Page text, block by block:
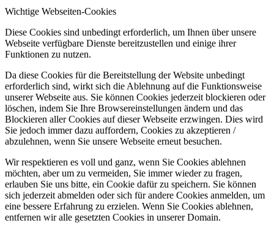
Wichtige Webseiten-Cookies
Diese Cookies sind unbedingt erforderlich, um Ihnen über unsere
Webseite verfügbare Dienste bereitzustellen und einige ihrer
Funktionen zu nutzen.
Da diese Cookies für die Bereitstellung der Website unbedingt
erforderlich sind, wirkt sich die Ablehnung auf die Funktionsweise
unserer Webseite aus. Sie können Cookies jederzeit blockieren oder
löschen, indem Sie Ihre Browsereinstellungen ändern und das
Blockieren aller Cookies auf dieser Webseite erzwingen. Dies wird
Sie jedoch immer dazu auffordern, Cookies zu akzeptieren /
abzulehnen, wenn Sie unsere Webseite erneut besuchen.
Wir respektieren es voll und ganz, wenn Sie Cookies ablehnen
möchten, aber um zu vermeiden, Sie immer wieder zu fragen,
erlauben Sie uns bitte, ein Cookie dafür zu speichern. Sie können
sich jederzeit abmelden oder sich für andere Cookies anmelden, um
eine bessere Erfahrung zu erzielen. Wenn Sie Cookies ablehnen,
entfernen wir alle gesetzten Cookies in unserer Domain.